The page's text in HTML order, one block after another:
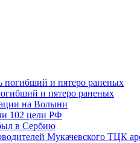
и пятеро раненых
на Волыни
102 цели РФ
в Сербию
Мукачевского ТЦК